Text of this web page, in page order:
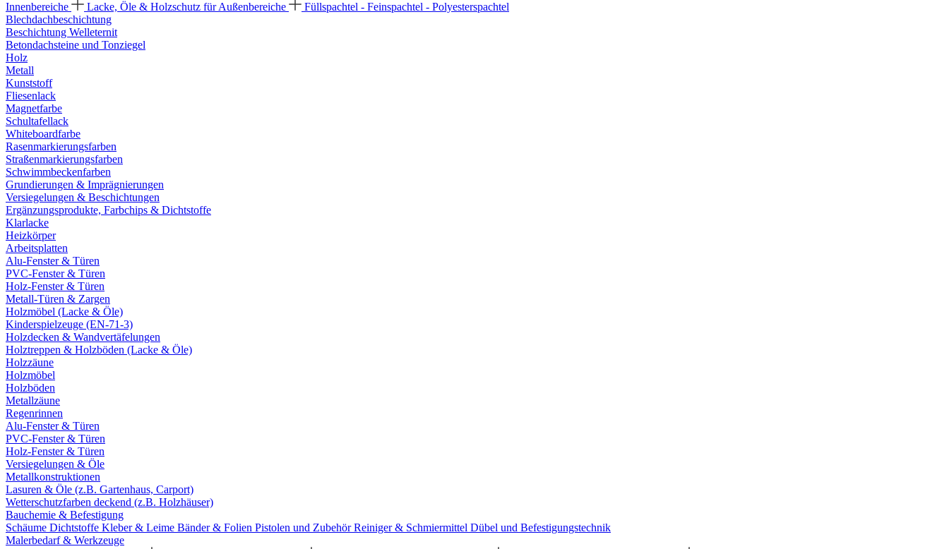
Innenbereiche
Lacke, Öle & Holzschutz für Außenbereiche
Füllspachtel - Feinspachtel - Polyesterspachtel
Blechdachbeschichtung
Beschichtung Welleternit
Betondachsteine und Tonziegel
Holz
Metall
Kunststoff
Fliesenlack
Magnetfarbe
Schultafellack
Whiteboardfarbe
Rasenmarkierungsfarben
Straßenmarkierungsfarben
Schwimmbeckenfarben
Grundierungen & Imprägnierungen
Versiegelungen & Beschichtungen
Ergänzungsprodukte, Farbchips & Dichtstoffe
Klarlacke
Heizkörper
Arbeitsplatten
Alu-Fenster & Türen
PVC-Fenster & Türen
Holz-Fenster & Türen
Metall-Türen & Zargen
Holzmöbel (Lacke & Öle)
Kinderspielzeuge (EN-71-3)
Holzdecken & Wandvertäfelungen
Holztreppen & Holzböden (Lacke & Öle)
Holzzäune
Holzmöbel
Holzböden
Metallzäune
Regenrinnen
Alu-Fenster & Türen
PVC-Fenster & Türen
Holz-Fenster & Türen
Versiegelungen & Öle
Metallkonstruktionen
Lasuren & Öle (z.B. Gartenhaus, Carport)
Wetterschutzfarben deckend (z.B. Holzhäuser)
Bauchemie & Befestigung
Schäume Dichtstoffe Kleber & Leime Bänder & Folien Pistolen und ZubehörReiniger & Schmiermittel Dübel und Befestigungstechnik
Malerbedarf & Werkzeuge